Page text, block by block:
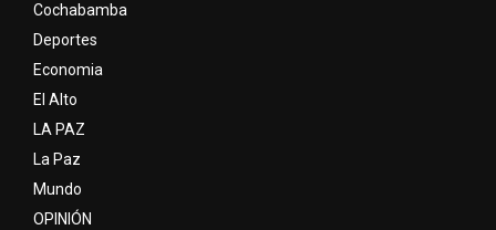
Cochabamba
Deportes
Economia
El Alto
LA PAZ
La Paz
Mundo
OPINIÓN